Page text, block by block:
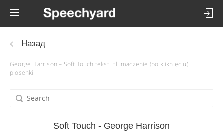
Назад
George Harrison – Soft Touch tekst i tłumaczenie (po kliknięciu)
piosenki
Soft Touch - George Harrison